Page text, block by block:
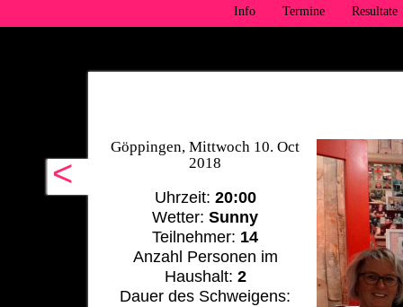
Info Termine Resultate
<
Göppingen, Mittwoch 10. Oct
2018
Uhrzeit: 20:00
Wetter: Sunny
Teilnehmer: 14
Anzahl Personen im
Haushalt: 2
Dauer des Schweigens: